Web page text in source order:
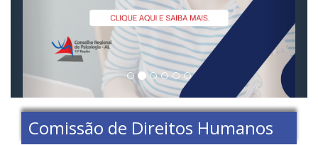
Comissão de Direitos Humanos